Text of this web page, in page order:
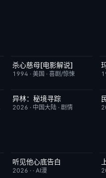
已完结
杀心慈母[电影解说]
1994 · 美国 · 喜剧/惊悚
·剧情/科幻
昨日更新
异林：秘境寻踪
2026 · 中国大陆· 剧情
完结
听见他心底告白
2026 · · AI漫